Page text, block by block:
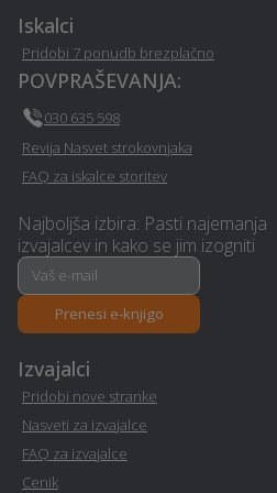
Razpis - Tisina
Vrtna lopa, hiška, uta -
Tisina
Ortodontija - Tisina
Razrez lesa, žaga - Tisina
Izdelava brunarice
(lesene hiše) - Tisina
Polaganje laminata -
Iskalci
Pridobi 7 ponudb brezplačno
POVPRAŠEVANJA:
030 635 598
Revija Nasvet strokovnjaka
FAQ za iskalce storitev
Najboljša izbira: Pasti najemanja
izvajalcev in kako se jim izogniti
Prenesi e-knjigo
Izvajalci
Pridobi nove stranke
Nasveti za izvajalce
FAQ za izvajalce
Cenik